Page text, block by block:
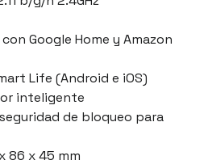
Google Home y Amazon
Life (Android e iOS)
inteligente
de bloqueo para
86 x 45 mm